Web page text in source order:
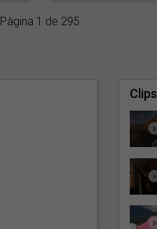
Pàgina 1 de 295
Clips